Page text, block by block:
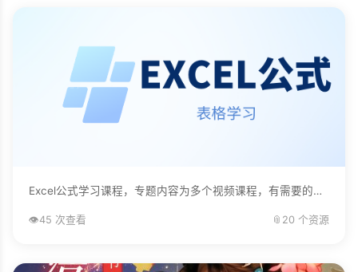
Excel公式学习课程，专题内容为多个视频课程，有需要的自己下载学习。...
👁️45 次查看 📎 20 个资源